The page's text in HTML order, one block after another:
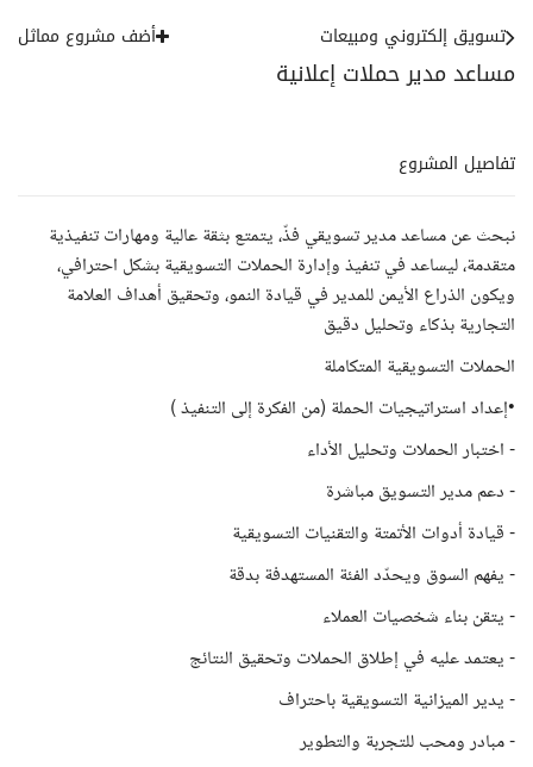
مساعد مدير حملات إعلانية
تسويق إلكتروني ومبيعات أضف مشروع مماثل
تفاصيل المشروع
نبحث عن مساعد مدير تسويقي فذّ، يتمتع بثقة عالية ومهارات تنفيذية
متقدمة، ليساعد في تنفيذ وإدارة الحملات التسويقية بشكل احترافي،
ويكون الذراع الأيمن للمدير في قيادة النمو، وتحقيق أهداف العلامة
التجارية بذكاء وتحليل دقيق
الحملات التسويقية المتكاملة
•إعداد استراتيجيات الحملة (من الفكرة إلى التنفيذ )
- اختبار الحملات وتحليل الأداء
- دعم مدير التسويق مباشرة
- قيادة أدوات الأتمتة والتقنيات التسويقية
- يفهم السوق ويحدّد الفئة المستهدفة بدقة
- يتقن بناء شخصيات العملاء
- يعتمد عليه في إطلاق الحملات وتحقيق النتائج
- يدير الميزانية التسويقية باحتراف
- مبادر ومحب للتجربة والتطوير